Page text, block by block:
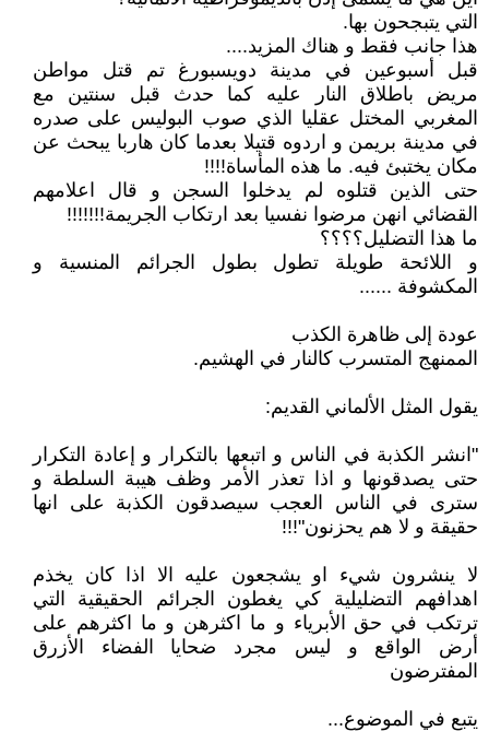
التي يتبجحون بها.
هذا جانب فقط و هناك المزيد....
قبل أسبوعين في مدينة دويسبورغ تم قتل مواطن
مريض باطلاق النار عليه كما حدث قبل سنتين مع
المغربي المختل عقليا الذي صوب البوليس على صدره
في مدينة بريمن و اردوه قتيلا بعدما كان هاربا يبحث عن
مكان يختبئ فيه. ما هذه المأساة!!!!
حتى الذين قتلوه لم يدخلوا السجن و قال اعلامهم
القضائي انهن مرضوا نفسيا بعد ارتكاب الجريمة!!!!!!!
ما هذا التضليل؟؟؟؟
و اللائحة طويلة تطول بطول الجرائم المنسية و
المكشوفة ......
عودة إلى ظاهرة الكذب
الممنهج المتسرب كالنار في الهشيم.
يقول المثل الألماني القديم:
"انشر الكذبة في الناس و اتبعها بالتكرار و إعادة التكرار
حتى يصدقونها و اذا تعذر الأمر وظف هيبة السلطة و
سترى في الناس العجب سيصدقون الكذبة على انها
حقيقة و لا هم يحزنون"!!!
لا ينشرون شيء او يشجعون عليه الا اذا كان يخذم
اهدافهم التضليلية كي يغطون الجرائم الحقيقية التي
ترتكب في حق الأبرياء و ما اكثرهن و ما اكثرهم على
أرض الواقع و ليس مجرد ضحايا الفضاء الأزرق
المفترضون
يتبع في الموضوع...